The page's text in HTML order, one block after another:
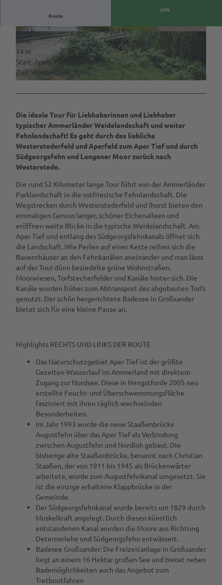
Sagenhaftes
Rastede
Mit
dem
Rad
gehen
Ab auf
die
Schaukel
was
mit
dem
Hund
Parks
&
Gärten
Kulinarik &
Spezialitäten
Cafés &
Amalies
Seufzerkuchen
Ammerländer
Spezialitäten
Tourist-
RastedeGutschein
Souvenirs
Anreise,
Parken
& Laden
Ansprechpartner
Tagen
Feiern
B2B | Event-
Management
| Presse
Alle
Themen
Gastgeber
werden
Marktaussteller
werden
Pressedownloads
© Ammerland Touristik, Ostfriesland Tourismus
GmbH
© Ammerland Touristik, Ostfriesland Tourismus
Route
GPX
3:20 h
52,03 km
14 m
14 m
14 m
Start: Apen, Westerstede
Ziel: Westerstede, Apen
Die ideale Tour für Liebhaberinnen und Liebhaber
typischer Ammerländer Weidelandschaft und weiter
Fehnlandschaft! Es geht durch das liebliche
Westerstederfeld und Aperfeld zum Aper Tief und durch
Südgeorgsfehn und Lengener Moor zurück nach
Westerstede.
Die rund 52 Kilometer lange Tour führt von der Ammerländer
Parklandschaft in die ostfriesische Fehnlandschaft. Die
Wegstrecken durch Westerstederfeld und Ihorst bieten den
einmaligen Genuss langer, schöner Eichenalleen und
eröffnen weite Blicke in die typische Weidelandschaft. Am
Aper Tief und entlang des Südgeorgsfehnkanals öffnet sich
die Landschaft. Wie Perlen auf einer Kette reihen sich die
Bauernhäuser an den Fehnkanälen aneinander und man lässt
auf der Tour dünn besiedelte grüne Wohnstraßen,
Moorwiesen, Torfstecherfelder und Kanäle hinter sich. Die
Kanäle wurden früher zum Abtransport des abgebauten Torfs
genutzt. Der schön hergerichtete Badesee in Großsander
bietet sich für eine kleine Pause an.
Highlights RECHTS UND LINKS DER ROUTE
Das Naturschutzgebiet Aper Tief ist der größte
Gezeiten-Wasserlauf im Ammerland mit direktem
Zugang zur Nordsee. Diese in Hengstforde 2005 neu
erstellte Feucht- und Überschwemmungsfläche
fasziniert mit ihren täglich wechselnden
Besonderheiten.
Im Jahr 1993 wurde die neue Staaßenbrücke
Augustfehn über das Aper Tief als Verbindung
zwischen Augustfehn und Nordloh gebaut. Die
bisherige alte Staaßenbrücke, benannt nach Christian
Staaßen, der von 1911 bis 1945 als Brückenwärter
arbeitete, wurde zum Augustfehnkanal umgesetzt. Sie
ist die einzige erhaltene Klappbrücke in der
Gemeinde.
Der Südgeorgsfehnkanal wurde bereits um 1829 durch
Muskelkraft angelegt. Durch diesen künstlich
entstandenen Kanal wurden die Moore aus Richtung
Deternerlehe und Südgeorgsfehn entwässert.
Badesee Großsander: Die Freizeitanlage in Großsander
liegt an einem 16 Hektar großen See und bietet neben
Bademöglichkeiten auch das Angebot zum
Tretbootfahren